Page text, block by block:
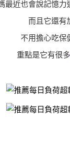
最近也會說記憶力
而且它還有
不用擔心吃保
重點是它有很多